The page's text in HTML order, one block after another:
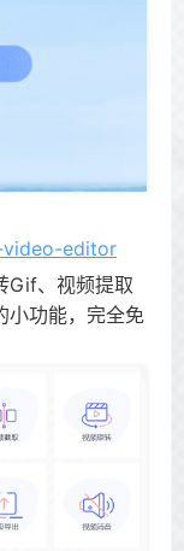
editor
Gif、视频提取
小功能，完全免